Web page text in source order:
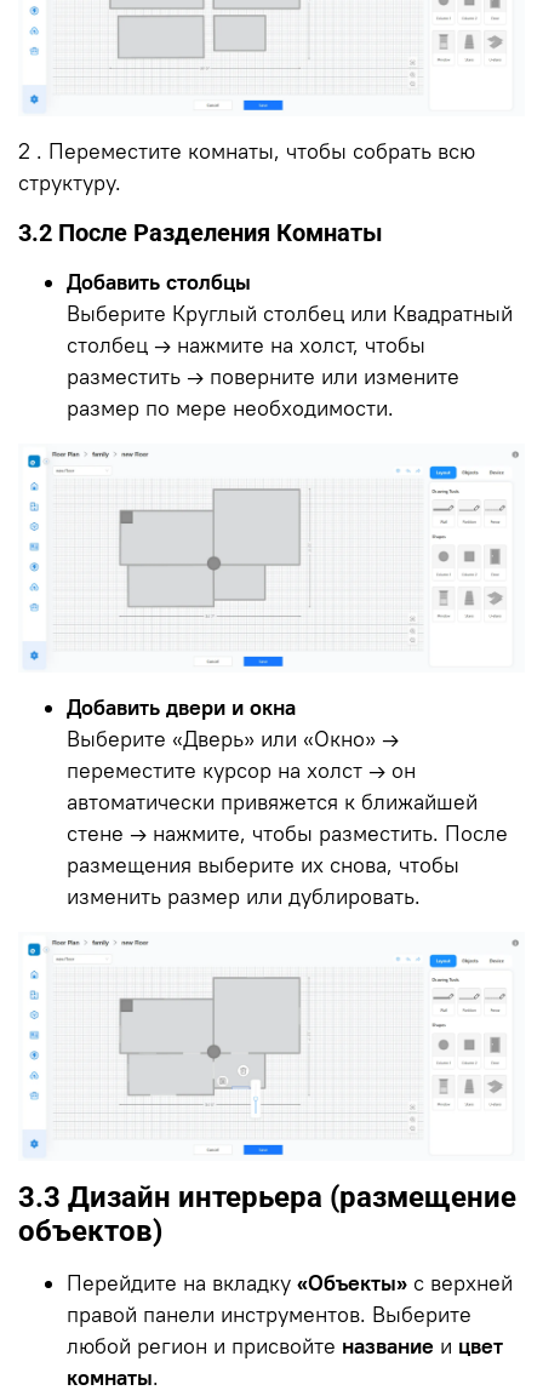
2 . Переместите комнаты, чтобы собрать всю
структуру.
3.2 После Разделения Комнаты
Добавить столбцы
Выберите Круглый столбец или Квадратный
столбец → нажмите на холст, чтобы
разместить → поверните или измените
размер по мере необходимости.
Добавить двери и окна
Выберите «Дверь» или «Окно» →
переместите курсор на холст → он
автоматически привяжется к ближайшей
стене → нажмите, чтобы разместить. После
размещения выберите их снова, чтобы
изменить размер или дублировать.
3.3 Дизайн интерьера (размещение
объектов)
Перейдите на вкладку «Объекты» с верхней
правой панели инструментов. Выберите
любой регион и присвойте название и цвет
комнаты.